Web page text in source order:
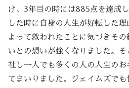
け、3年目の時には885点を達成
した時に自身の人生が好転した
よって救われたことに気づきそ
いとの想いが強くなりました。
社し一人でも多くの人の人生の
てまいりました。ジェイムズで